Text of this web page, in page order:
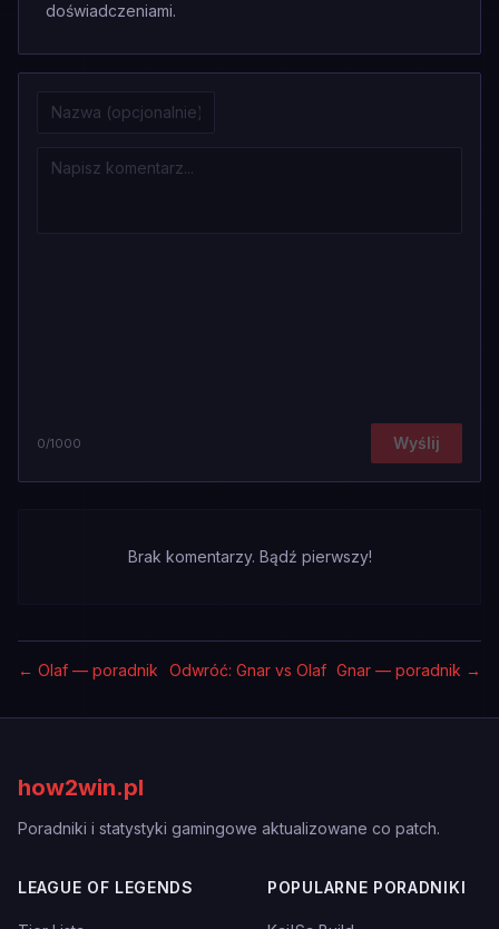
doświadczeniami.
0/1000 Wyślij
Brak komentarzy. Bądź pierwszy!
← Olaf — poradnik Odwróć: Gnar vs Olaf Gnar — poradnik →
how2win.pl
Poradniki i statystyki gamingowe aktualizowane co patch.
LEAGUE OF LEGENDS POPULARNE PORADNIKI